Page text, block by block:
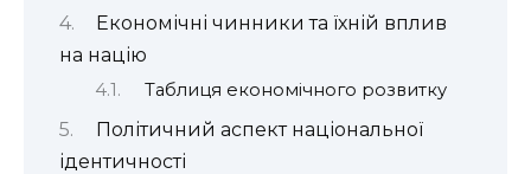
Економічні чинники та їхній вплив
на націю
Таблиця економічного розвитку
Політичний аспект національної
ідентичності